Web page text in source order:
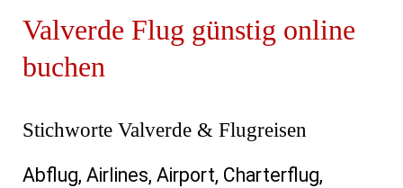
Valverde Flug günstig online
buchen
Stichworte Valverde & Flugreisen
Abflug, Airlines, Airport, Charterflug,